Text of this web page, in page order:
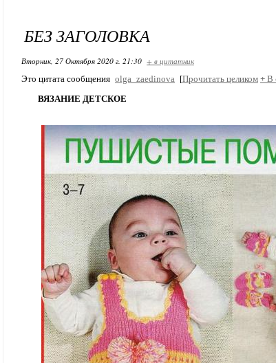
БЕЗ ЗАГОЛОВКА
Вторник, 27 Октября 2020 г. 21:30 + в цитатник
Это цитата сообщения olga_zaedinova [Прочитать целиком + В
ВЯЗАНИЕ ДЕТСКОЕ